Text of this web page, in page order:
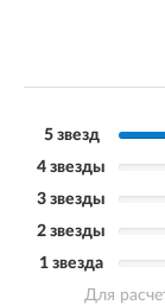
5 звезд
4 звезды
3 звезды
2 звезды
1 звезда
Для